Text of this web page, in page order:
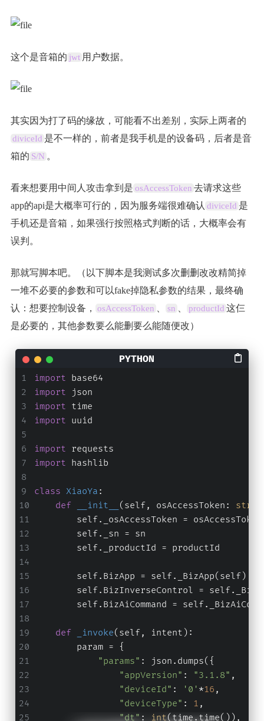
这个是音箱的 jwt 用户数据。
其实因为打了码的缘故，可能看不出差别，实际上两者的
diviceId 是不一样的，前者是我手机是的设备码，后者是音
箱的 S/N 。
看来想要用中间人攻击拿到是 osAccessToken 去请求这些
app的api是大概率可行的，因为服务端很难确认 diviceId 是
手机还是音箱，如果强行按照格式判断的话，大概率会有
误判。
那就写脚本吧。（以下脚本是我测试多次删删改改精简掉
一堆不必要的参数和可以fake掉隐私参数的结果，最终确
认：想要控制设备，
osAccessToken sn productId 这仨
是必要的，其他参数要么能删要么能随便改）
import base64
import json
import time
import uuid
import requests
import hashlib
class XiaoYa :
def
__init__ ( self, osAccessToken: str
        self._osAccessToken = osAccessToken
        self._sn = sn
        self._productId = productId
        self.BizApp = self._BizApp(self)
self.BizInverseControl =
self.BizAiCommand =
def _invoke( self, intent ):
        param = {
"params" : json.dumps({
"appVersion" : "3.1.8" ,
"deviceId" : '0' *16 ,
"deviceType" : 1 ,
"dt": int(time.time()),